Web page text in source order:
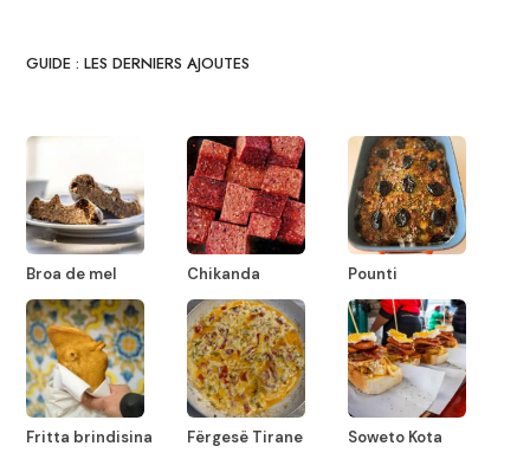
GUIDE : LES DERNIERS AJOUTES
Broa de mel Chikanda Pounti
Fritta brindisina Fërgesë Tirane Soweto Kota